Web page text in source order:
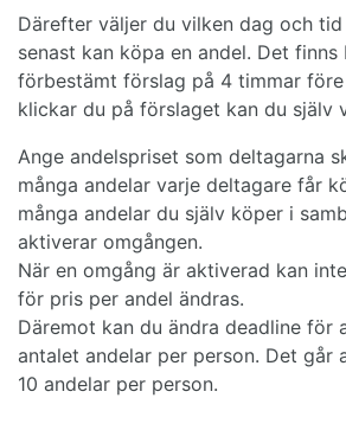
Därefter väljer du vilken dag och
senast kan köpa en andel. Det
förbestämt förslag på 4 timmar
klickar du på förslaget kan du själv
Ange andelspriset som deltagarna
många andelar varje deltagare får
många andelar du själv köper i
aktiverar omgången.
När en omgång är aktiverad kan
för pris per andel ändras.
Däremot kan du ändra deadline för
antalet andelar per person. Det går
10 andelar per person.